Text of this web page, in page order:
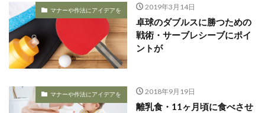
マナーや作法にアイデアを 2019年3月14日
卓球のダブルスに勝つための
戦術・サーブレシーブにポイ
ントが
マナーや作法にアイデアを 2018年9月19日
離乳食・11ヶ月頃に食べさせ